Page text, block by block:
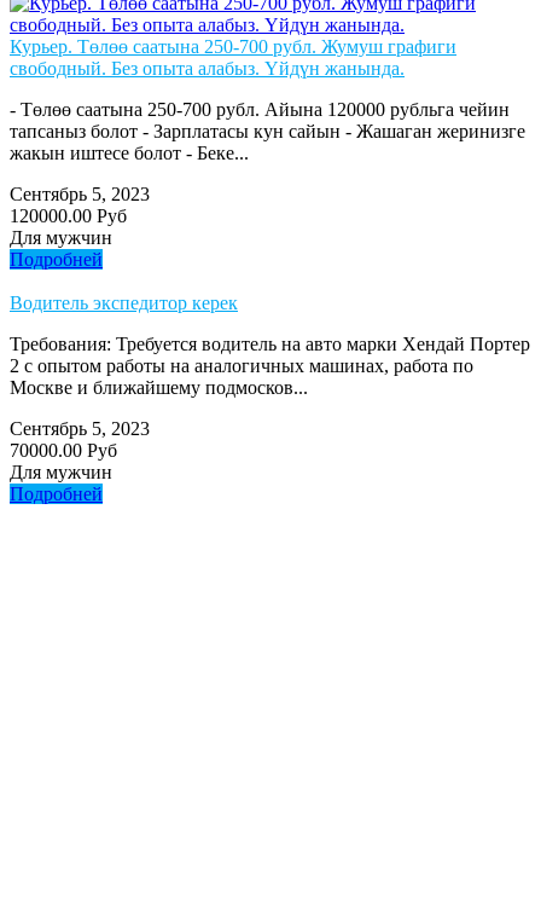
Курьер. Төлөө саатына 250-700 рубл. Жумуш графиги
свободный. Без опыта алабыз. Үйдүн жанында.
- Төлөө саатына 250-700 рубл. Айына 120000 рубльга чейин
тапсаныз болот - Зарплатасы кун сайын - Жашаган жеринизге
жакын иштесе болот - Беке...
Сентябрь 5, 2023
120000.00 Руб
Для мужчин
Подробней
Водитель экспедитор керек
Требования: Требуется водитель на авто марки Хендай Портер
2 с опытом работы на аналогичных машинах, работа по
Москве и ближайшему подмосков...
Сентябрь 5, 2023
70000.00 Руб
Для мужчин
Подробней